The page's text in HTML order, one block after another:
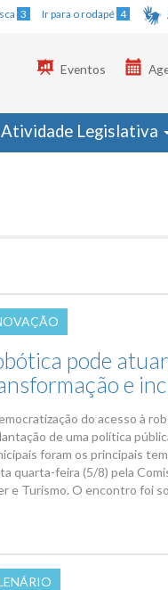
3 Ir para o rodapé 4
Eventos
Atividade Legislativa
pode
e
do acesso à
de uma política
foram os principais
quarta-feira (5/8) pela
e Turismo. O encontro foi